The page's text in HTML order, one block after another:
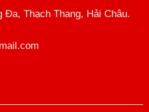
Đa, Thạch Thang, Hải Châu.